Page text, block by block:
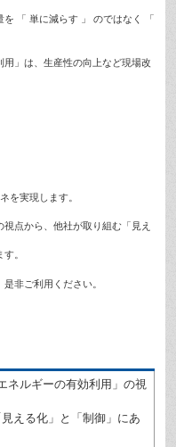
「 単に減らす 」 のではなく 「
」は、生産性の向上など現場改
を実現します。
点から、他社が取り組む「見え
。
非ご利用ください。
ネルギーの有効利用」の視
える化」と「制御」にあ